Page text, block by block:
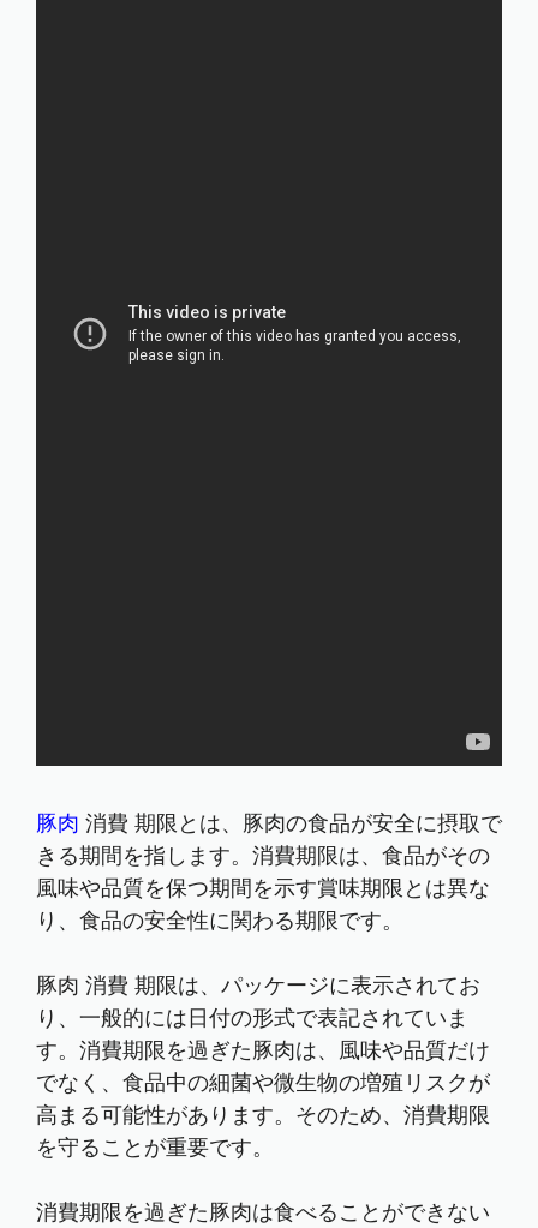
豚肉 消費 期限とは、豚肉の食品が安全に摂取で
きる期間を指します。消費期限は、食品がその
風味や品質を保つ期間を示す賞味期限とは異な
り、食品の安全性に関わる期限です。
豚肉 消費 期限は、パッケージに表示されてお
り、一般的には日付の形式で表記されていま
す。消費期限を過ぎた豚肉は、風味や品質だけ
でなく、食品中の細菌や微生物の増殖リスクが
高まる可能性があります。そのため、消費期限
を守ることが重要です。
消費期限を過ぎた豚肉は食べることができない